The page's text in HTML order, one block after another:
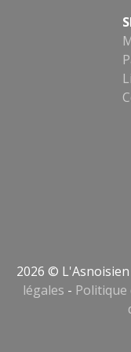
2026 ©
légales -